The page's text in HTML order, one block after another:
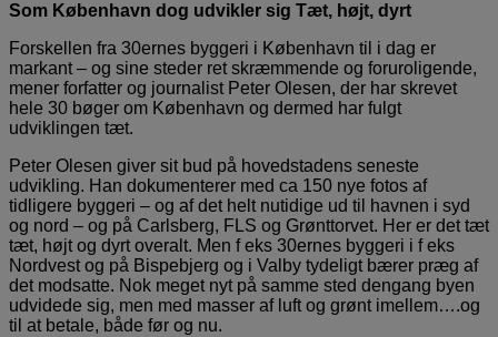
Som København dog udvikler sig Tæt, højt, dyrt
Forskellen fra 30ernes byggeri i København til i dag er
markant – og sine steder ret skræmmende og foruroligende,
mener forfatter og journalist Peter Olesen, der har skrevet
hele 30 bøger om København og dermed har fulgt
udviklingen tæt.
Peter Olesen giver sit bud på hovedstadens seneste
udvikling. Han dokumenterer med ca 150 nye fotos af
tidligere byggeri – og af det helt nutidige ud til havnen i syd
og nord – og på Carlsberg, FLS og Grønttorvet. Her er det tæt
tæt, højt og dyrt overalt. Men f eks 30ernes byggeri i f eks
Nordvest og på Bispebjerg og i Valby tydeligt bærer præg af
det modsatte. Nok meget nyt på samme sted dengang byen
udvidede sig, men med masser af luft og grønt imellem….og
til at betale, både før og nu.